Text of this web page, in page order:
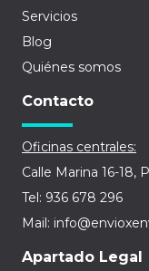
Servicios
Blog
Quiénes somos
Contacto
Oficinas centrales:
Calle Marina 16-18,
Tel: 936 678 296
Mail:
Apartado Legal